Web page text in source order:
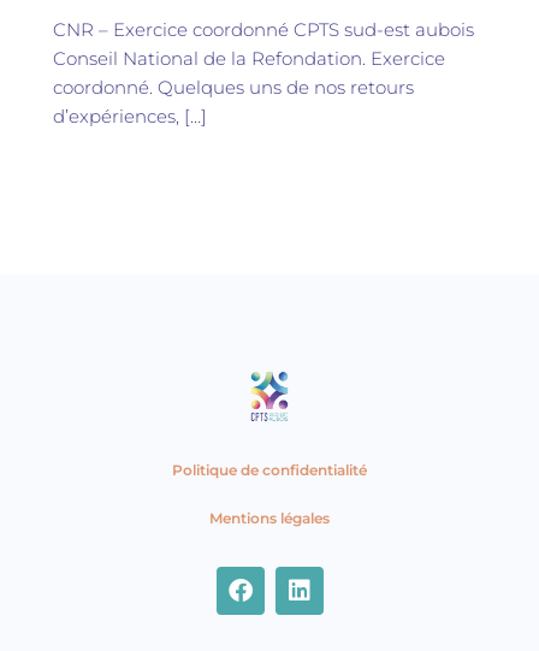
CNR – Exercice coordonné CPTS sud-est aubois
Conseil National de la Refondation. Exercice
coordonné. Quelques uns de nos retours
d’expériences, […]
Politique de confidentialité
Mentions légales
F
a
L
i